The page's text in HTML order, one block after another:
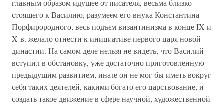
главным образом идущее от писателя, весьма близко
стоящего к Василию, разумеем его внука Константина
Порфирородного, весь подъем византинизма в конце IX и
X в. желало отнести к инициативе первого царя новой
династии. На самом деле нельзя не видеть, что Василий
вступил в обстановку, уже достаточно приготовленную
предыдущим развитием, иначе он не мог бы иметь вокруг
себя таких деятелей, какими богато его царствование, и
создать такое движение в сфере научной, художественной